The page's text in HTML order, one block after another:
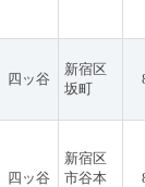
四ッ谷
新宿区
坂町
四ッ谷
新宿区
市谷本